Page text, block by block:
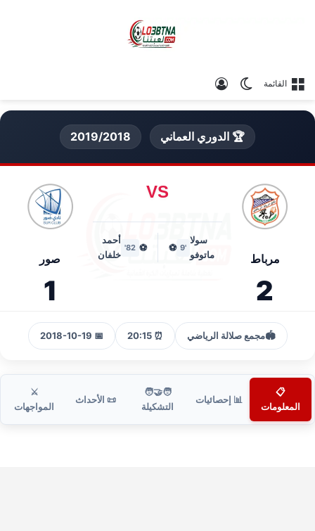
القائمة الوضع المظلم
🏆 الدوري العماني 2019/2018
مرباط
2
VS
سولا
ماتوفو
'9
⚽
⚽
82'
أحمد
خلفان
صور
1
🏟️مجمع صلالة الرياضي ⏰ 20:15
📅 2018-10-19
📋
المعلومات
📊 إحصائيات
🧑‍🤝‍🧑
التشكيلة
📜 الأحداث
⚔️
المواجهات